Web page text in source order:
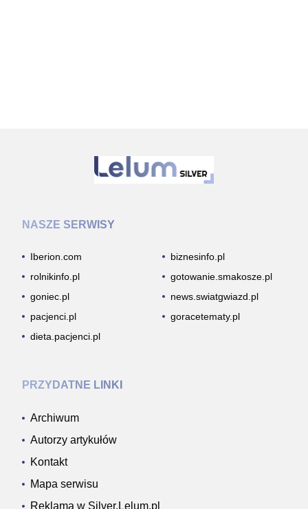
NASZE SERWISY
Iberion.com
biznesinfo.pl
rolnikinfo.pl
gotowanie.smakosze.pl
goniec.pl
news.swiatgwiazd.pl
pacjenci.pl
goracetematy.pl
dieta.pacjenci.pl
PRZYDATNE LINKI
Archiwum
Autorzy artykułów
Kontakt
Mapa serwisu
Reklama w Silver.Lelum.pl